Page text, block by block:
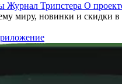
Журнал Трипстера О
миру, новинки и скидки в